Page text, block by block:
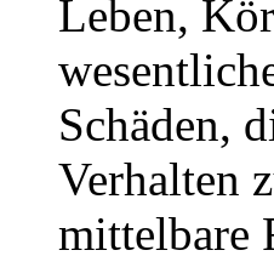
Leben,
Schäden,
Verhalten
mittelbare